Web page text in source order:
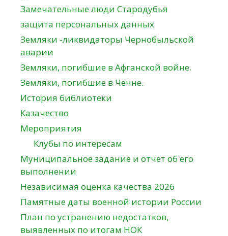
Замечательные люди Стародубья
защита персональных данных
Земляки -ликвидаторы Чернобыльской
аварии
Земляки, погибшие в Афганской войне.
Земляки, погибшие в Чечне.
История библиотеки
Казачество
Мероприятия
Клубы по интересам
Муниципальное задание и отчет об его
выполнении
Независимая оценка качества 2026
Памятные даты военной истории России
План по устранению недостатков,
выявленных по итогам НОК